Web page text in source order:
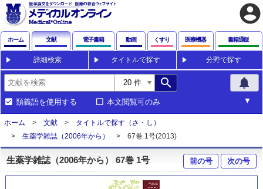
account_circle
ホーム 文献 電子書籍 動画 くすり 医療機器 書籍通販
詳細検索 タイトルで探す 分野で探す
search notifications
類義語を使用する 本文閲覧可のみ
ホーム 文献
タイトルで探す（さ・し）
生薬学雑誌（2006年から）
67巻 1号(2013)
生薬学雑誌（2006年から） 67巻 1号 前の号 次の号